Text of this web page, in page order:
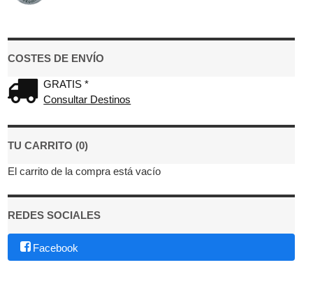
COSTES DE ENVÍO
GRATIS *
Consultar Destinos
TU CARRITO (0)
El carrito de la compra está vacío
REDES SOCIALES
Facebook